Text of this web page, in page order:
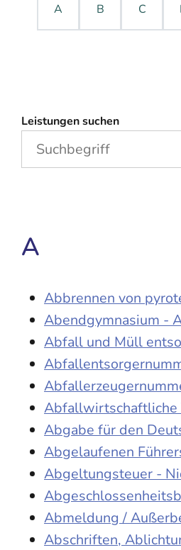
A B C
Leistungen suchen
A
Abbrennen von
Abendgymnasium -
Abfall und Müll
Abfallwirtschaftliche
Abgabe für den
Abgelaufenen
Abgeltungsteuer -
Abmeldung /
Abschriften,